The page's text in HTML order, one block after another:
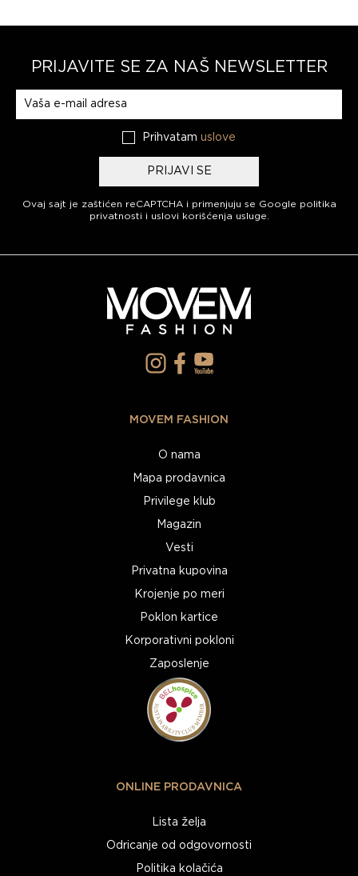
PRIJAVITE SE ZA NAŠ NEWSLETTER
Prihvatam uslove
PRIJAVI SE
Ovaj sajt je zaštićen reCAPTCHA i primenjuju se Google politika
privatnosti i uslovi korišćenja usluge
MOVEM FASHION
O nama
Mapa prodavnica
Privilege klub
Magazin
Vesti
Privatna kupovina
Krojenje po meri
Poklon kartice
Korporativni pokloni
Zaposlenje
ONLINE PRODAVNICA
Lista želja
Odricanje od odgovornosti
Politika kolačića